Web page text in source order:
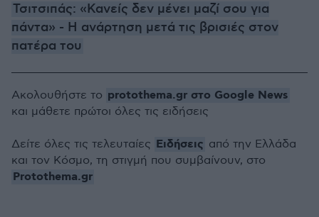
Τσιτσιπάς: «Κανείς δεν μένει μαζί σου για
πάντα» - H ανάρτηση μετά τις βρισιές στον
πατέρα του
Ακολουθήστε το protothema.gr στο Google News
και μάθετε πρώτοι όλες τις ειδήσεις
Δείτε όλες τις τελευταίες Ειδήσεις από την Ελλάδα
και τον Κόσμο, τη στιγμή που συμβαίνουν, στο
Protothema.gr